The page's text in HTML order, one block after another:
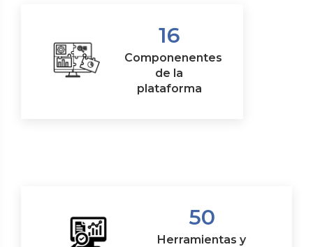
16
Componenentes
de la
plataforma
50
Herramientas y